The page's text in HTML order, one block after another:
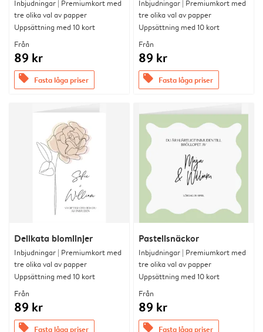
Inbjudningar | Premiumkort med
tre olika val av papper
Uppsättning med 10 kort
Från
89 kr
offers Fasta låga priser
Inbjudningar | Premiumkort med
tre olika val av papper
Uppsättning med 10 kort
Från
89 kr
offers Fasta låga priser
Delikata blomlinjer
Inbjudningar | Premiumkort med
tre olika val av papper
Uppsättning med 10 kort
Från
89 kr
offers Fasta låga priser
Pastellsnäckor
Inbjudningar | Premiumkort med
tre olika val av papper
Uppsättning med 10 kort
Från
89 kr
offers Fasta låga priser